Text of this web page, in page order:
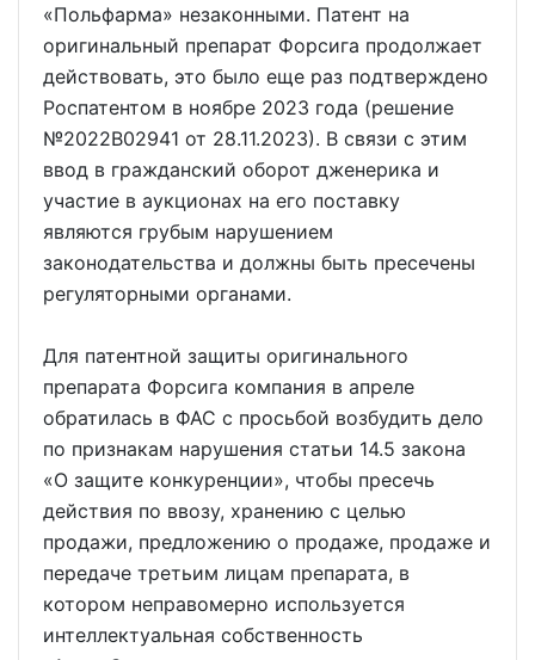
«Польфарма» незаконными. Патент на
оригинальный препарат Форсига продолжает
действовать, это было еще раз подтверждено
Роспатентом в ноябре 2023 года (решение
№2022В02941 от 28.11.2023). В связи с этим
ввод в гражданский оборот дженерика и
участие в аукционах на его поставку
являются грубым нарушением
законодательства и должны быть пресечены
регуляторными органами.
Для патентной защиты оригинального
препарата Форсига компания в апреле
обратилась в ФАС с просьбой возбудить дело
по признакам нарушения статьи 14.5 закона
«О защите конкуренции», чтобы пресечь
действия по ввозу, хранению с целью
продажи, предложению о продаже, продаже и
передаче третьим лицам препарата, в
котором неправомерно используется
интеллектуальная собственность